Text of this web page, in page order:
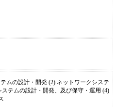
ムの設計・開発 (2) ネットワークシステ
テムの設計・開発、及び保守・運用 (4)